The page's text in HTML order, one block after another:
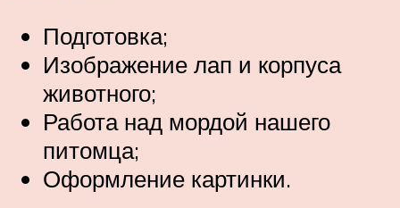
Подготовка;
Изображение лап и корпуса
животного;
Работа над мордой нашего
питомца;
Оформление картинки.